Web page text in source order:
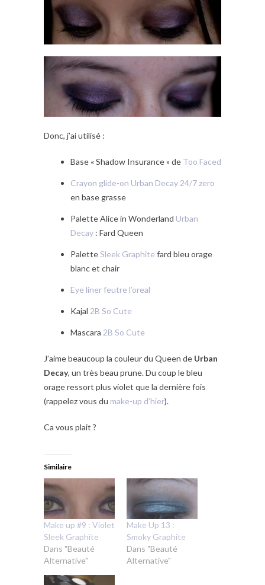
Donc, j’ai utilisé :
Base « Shadow Insurance » de Too Faced
Crayon glide-on Urban Decay 24/7 zero
en base grasse
Palette Alice in Wonderland Urban
Decay : Fard Queen
PaletteSleek Graphite fard bleu orage
blanc et chair
Eye liner feutre l’oreal
Kajal 2B So Cute
Mascara 2B So Cute
J’aime beaucoup la couleur du Queen de Urban
Decay, un très beau prune. Du coup le bleu
orage ressort plus violet que la dernière fois
(rappelez vous du make-up d’hier).
Ca vous plait ?
Similaire
Make up #9 : Violet
Sleek Graphite
Dans "Beauté
Alternative"
Make Up 13 :
Smoky Graphite
Dans "Beauté
Alternative"